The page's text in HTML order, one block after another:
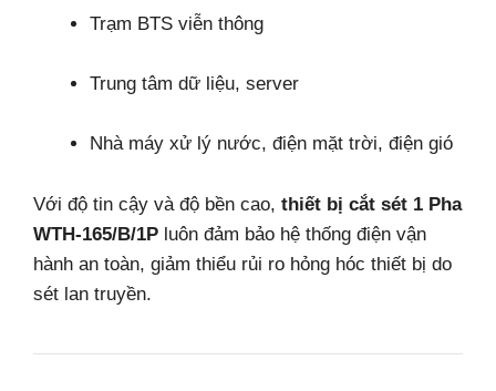
Trạm BTS viễn thông
Trung tâm dữ liệu, server
Nhà máy xử lý nước, điện mặt trời, điện gió
Với độ tin cậy và độ bền cao, thiết bị cắt sét 1 Pha
WTH-165/B/1P luôn đảm bảo hệ thống điện vận
hành an toàn, giảm thiểu rủi ro hỏng hóc thiết bị do
sét lan truyền.